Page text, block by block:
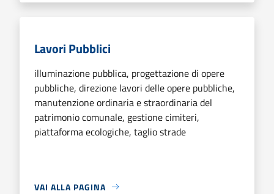
Lavori Pubblici
illuminazione pubblica, progettazione di opere
pubbliche, direzione lavori delle opere pubbliche,
manutenzione ordinaria e straordinaria del
patrimonio comunale, gestione cimiteri,
piattaforma ecologiche, taglio strade
VAI ALLA PAGINA